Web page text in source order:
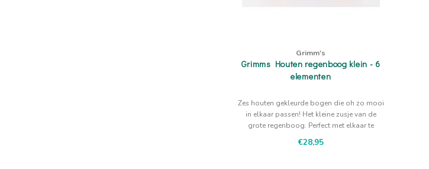
Grimm's
Grimms Houten regenboog klein - 6
elementen
Zes houten gekleurde bogen die oh zo mooi
in elkaar passen! Het kleine zusje van de
grote regenboog. Perfect met elkaar te
€28,95